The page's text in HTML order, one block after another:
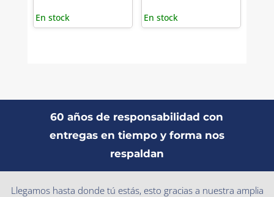
En stock En stock
60 años de responsabilidad con
entregas en tiempo y forma nos
respaldan
Llegamos hasta donde tú estás, esto gracias a nuestra amplia